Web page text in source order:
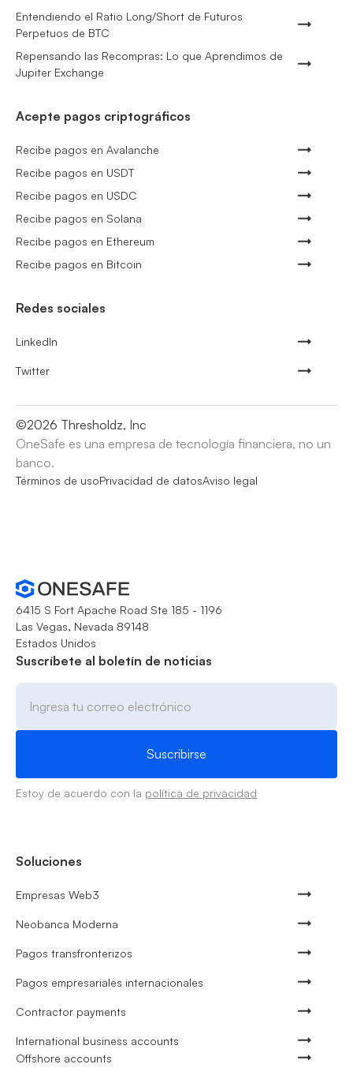
Entendiendo el Ratio Long/Short de Futuros
Perpetuos de BTC
Repensando las Recompras: Lo que Aprendimos de
Jupiter Exchange
Acepte pagos criptográficos
Recibe pagos en Avalanche
Recibe pagos en USDT
Recibe pagos en USDC
Recibe pagos en Solana
Recibe pagos en Ethereum
Recibe pagos en Bitcoin
Redes sociales
LinkedIn
Twitter
©2026 Thresholdz, Inc
OneSafe es una empresa de tecnología financiera, no un
banco.
Términos de usoPrivacidad de datosAviso legal
6415 S Fort Apache Road Ste 185 - 1196
Las Vegas, Nevada 89148
Estados Unidos
Suscríbete al boletín de noticias
Estoy de acuerdo con la política de privacidad
Soluciones
Empresas Web3
Neobanca Moderna
Pagos transfronterizos
Pagos empresariales internacionales
Contractor payments
International business accounts
Offshore accounts